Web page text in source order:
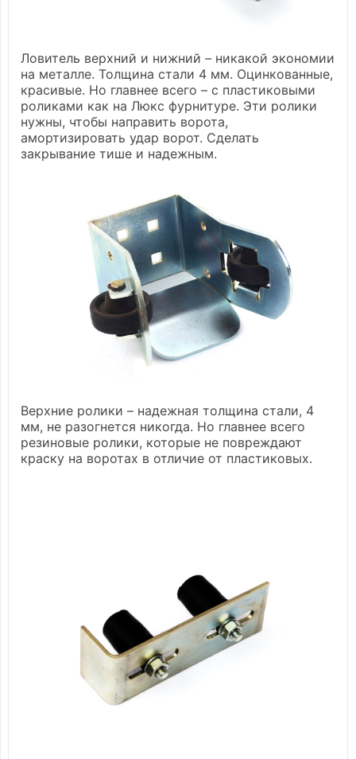
Ловитель верхний и нижний – никакой экономии
на металле. Толщина стали 4 мм. Оцинкованные,
красивые. Но главнее всего – с пластиковыми
роликами как на Люкс фурнитуре. Эти ролики
нужны, чтобы направить ворота,
амортизировать удар ворот. Сделать
закрывание тише и надежным.
Верхние ролики – надежная толщина стали, 4
мм, не разогнется никогда. Но главнее всего
резиновые ролики, которые не повреждают
краску на воротах в отличие от пластиковых.